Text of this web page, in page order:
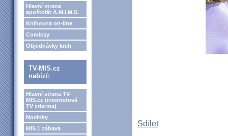
Hlavní strana
apoštolát A.M.I.M.S.
Knihovna on-line
Comicsy
Objednávky knih
TV-MIS.cz
nabízí:
Hlavní strana TV-
MIS.cz (internetová
TV zdarma)
Novinky
MIS 1 zábava
Sdílet